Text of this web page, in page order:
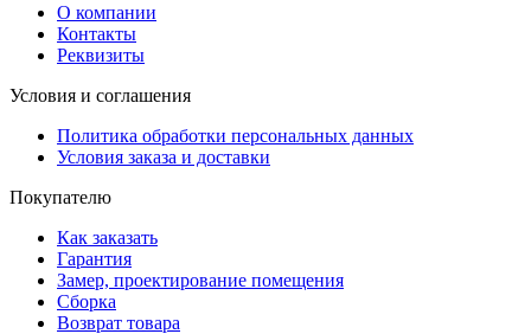
О компании
Контакты
Реквизиты
Условия и соглашения
Политика обработки персональных данных
Условия заказа и доставки
Покупателю
Как заказать
Гарантия
Замер, проектирование помещения
Сборка
Возврат товара